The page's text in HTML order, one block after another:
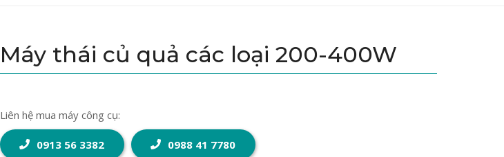
Máy thái củ quả các loại 200-400W
Liên hệ mua máy công cụ:
0913 56 3382 0988 41 7780